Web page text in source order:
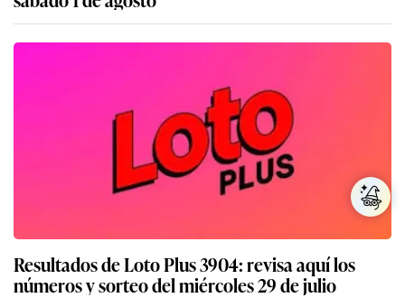
Resultados de Loto Plus 3904: revisa aquí los
números y sorteo del miércoles 29 de julio